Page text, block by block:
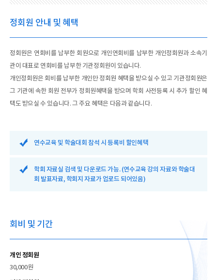
정회원 안내 및 혜택
정회원은 연회비를 납부한 회원으로 개인연회비를 납부한 개인정회원과 소속기
관이 대표로 연회비를 납부한 기관정회원이 있습니다.
개인정회원은 회비를 납부한 개인만 정회원 혜택을 받으실 수 있고 기관정회원은
그 기관에 속한 회원 전부가 정회원혜택을 받으며 학회 사전등록 시 추가 할인 혜
택도 받으실 수 있습니다. 그 주요 혜택은 다음과 같습니다.
연수교육 및 학술대회 참석 시 등록비 할인혜택
학회 자료실 검색 및 다운로드 가능. (연수교육 강의 자료와 학술대
회 발표자료, 학회지 자료가 업로드 되어있음)
회비 및 기간
개인 정회원
30,000원